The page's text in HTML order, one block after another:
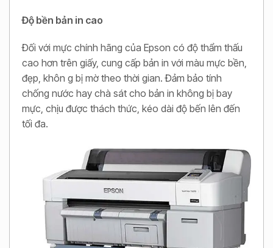
Độ bền bản in cao
Đối với mực chính hãng của Epson có độ thẩm thấu
cao hơn trên giấy, cung cấp bản in với màu mực bền,
đẹp, khôn g bị mờ theo thời gian. Đảm bảo tính
chống nước hay chà sát cho bản in không bị bay
mực, chịu được thách thức, kéo dài độ bến lên đến
tối đa.